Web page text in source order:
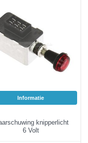
Informatie
knipperlicht
6 Volt